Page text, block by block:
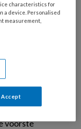
zonder een
aantal
e.a.,
zou je nu
de hersenen.
de
onder
schrijft: ‘Bij
is de
voorste
characteristics for
a device. Personalised
measurement,
Accept